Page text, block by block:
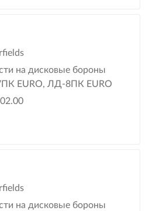
на дисковые бороны
EURO, ЛД-8ПК EURO
на дисковые бороны